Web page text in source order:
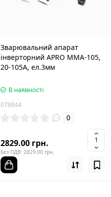
Зварювальний апарат
інверторний APRO MMA-105,
20-105А, ел.3мм
В наявності
078844
0
2829.00 грн.
Без ПДВ: 2829.00 грн.